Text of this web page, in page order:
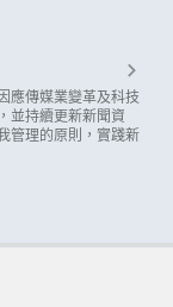
應傳媒業變革及科技
並持續更新新聞資
管理的原則，實踐新